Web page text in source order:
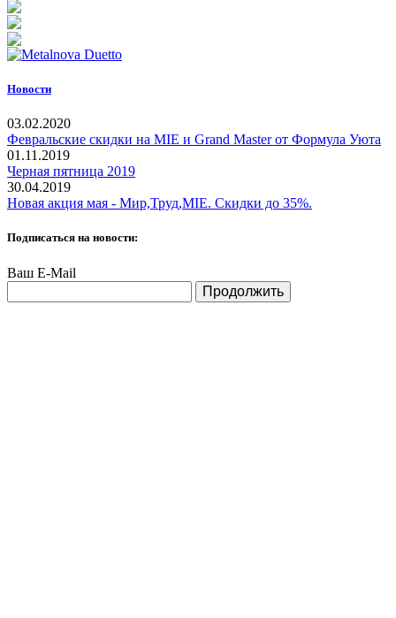
Новости
03.02.2020
Февральские скидки на MIE и Grand Master от Формула Уюта
01.11.2019
Черная пятница 2019
30.04.2019
Новая акция мая - Мир,Труд,MIE. Скидки до 35%.
Подписаться на новости:
Ваш E-Mail
Продолжить